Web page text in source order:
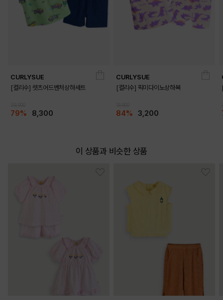
DETAILS
CURLYSUE
[컬리수] 렛츠어드벤처상하세트
79% 8,300
CURLYSUE
[컬리수] 픽미다이노상하복
84% 3,200
이 상품과 비슷한 상품